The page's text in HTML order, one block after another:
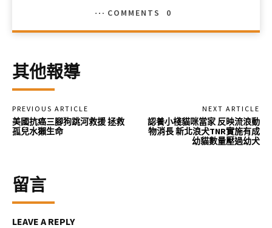
COMMENTS
0
其他報導
PREVIOUS ARTICLE
美國抗癌三腳狗跳河救援 拯救
孤兒水獺生命
NEXT ARTICLE
認養小棧貓咪當家 反映流浪動
物消長 新北浪犬TNR實施有成
幼貓數量壓過幼犬
留言
LEAVE A REPLY